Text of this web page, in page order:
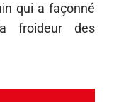
qui a façonné
froideur des